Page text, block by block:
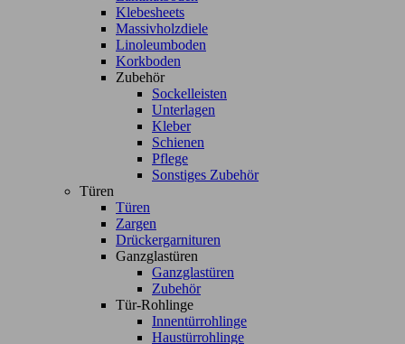
Klebesheets
Massivholzdiele
Linoleumboden
Korkboden
Zubehör
Sockelleisten
Unterlagen
Kleber
Schienen
Pflege
Sonstiges Zubehör
Türen
Türen
Zargen
Drückergarnituren
Ganzglastüren
Ganzglastüren
Zubehör
Tür-Rohlinge
Innentürrohlinge
Haustürrohlinge